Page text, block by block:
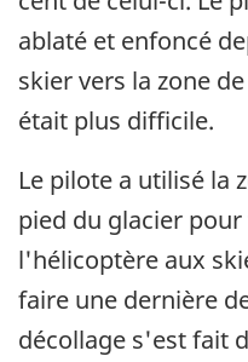
ablaté et enfoncé
skier vers la zone
était plus difficile.
Le pilote a utilisé la
pied du glacier
l'hélicoptère aux
faire une dernière
décollage s'est fait